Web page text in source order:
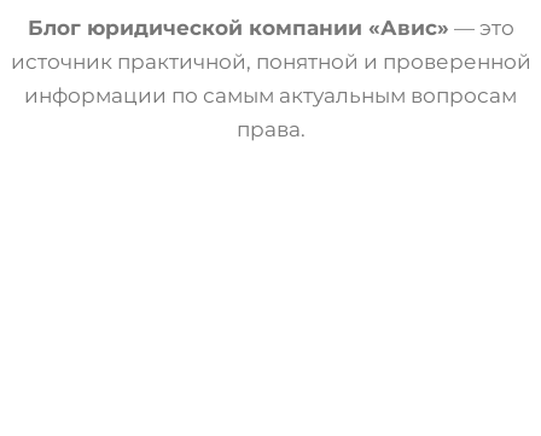
Блог юридической компании «Авис» — это
источник практичной, понятной и проверенной
информации по самым актуальным вопросам
права.